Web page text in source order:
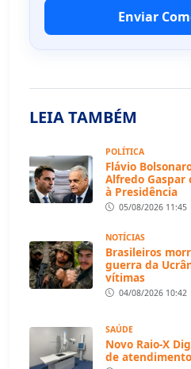
Enviar
LEIA TAMBÉM
POLÍTICA
Flávio
Alfredo Gaspar
à Presidência
05/08/2026 11:45
NOTÍCIAS
Brasileiros
guerra da
vítimas
04/08/2026 10:42
SAÚDE
Novo Raio-X
de